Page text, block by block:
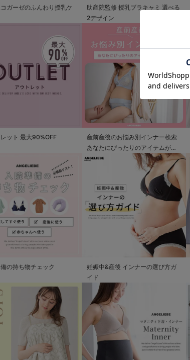
ガーゼのふんわり授乳ケ
助産院監修 授乳ブラキャミ 選べる
2デザイン
ット 最大90%OFF
産前産後のお悩み別インナー検索
あなたにぴったりのアイテムが見
つかる
の持ち物チェック
妊娠中&産後 インナーの選び方ガ
イド